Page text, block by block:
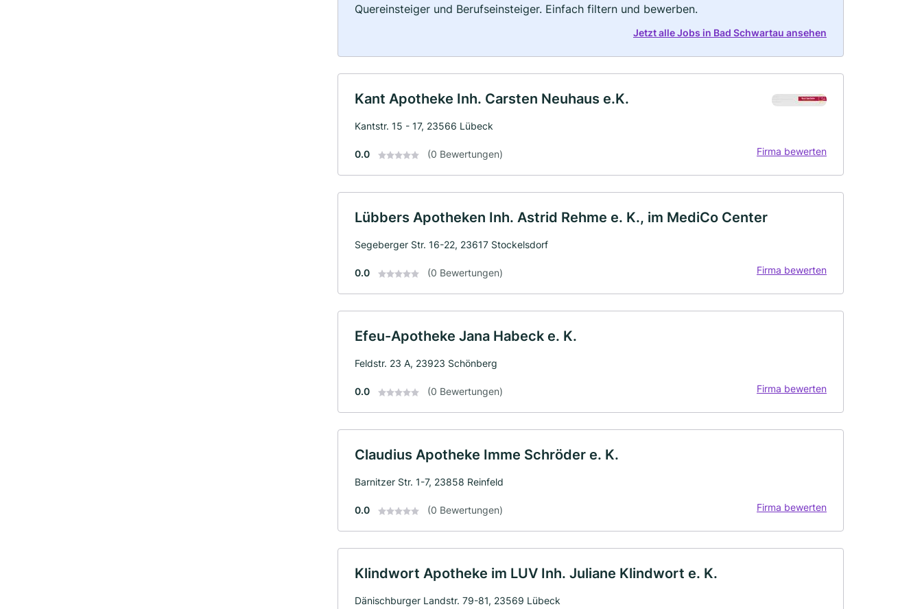
Quereinsteiger und Berufseinsteiger. Einfach filtern und bewerben.
Jetzt alle Jobs in Bad Schwartau ansehen
Kant Apotheke Inh. Carsten Neuhaus e.K.
Kantstr. 15 - 17, 23566 Lübeck
0.0 (0 Bewertungen) Firma bewerten
Lübbers Apotheken Inh. Astrid Rehme e. K., im MediCo Center
Segeberger Str. 16-22, 23617 Stockelsdorf
0.0 (0 Bewertungen) Firma bewerten
Efeu-Apotheke Jana Habeck e. K.
Feldstr. 23 A, 23923 Schönberg
0.0 (0 Bewertungen) Firma bewerten
Claudius Apotheke Imme Schröder e. K.
Barnitzer Str. 1-7, 23858 Reinfeld
0.0 (0 Bewertungen) Firma bewerten
Klindwort Apotheke im LUV Inh. Juliane Klindwort e. K.
Dänischburger Landstr. 79-81, 23569 Lübeck